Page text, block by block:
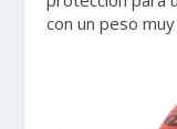
con un peso